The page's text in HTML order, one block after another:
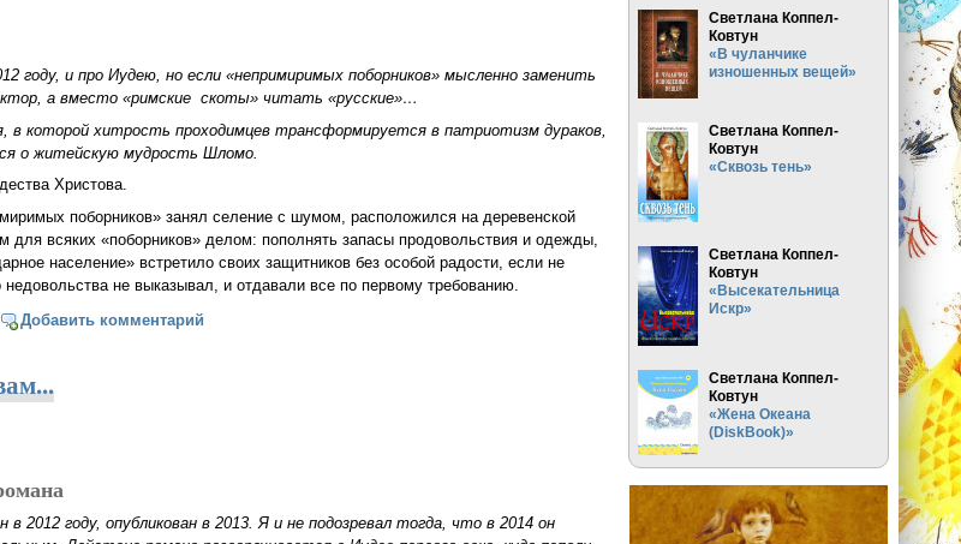
году, и про Иудею, но если «непримиримых поборников» мысленно заменить
а вместо «римские скоты» читать «русские»…
в которой хитрость проходимцев трансформируется в патриотизм дураков,
о житейскую мудрость Шломо.
Христова.
поборников» занял селение с шумом, расположился на деревенской
всяких «поборников» делом: пополнять запасы продовольствия и одежды,
население» встретило своих защитников без особой радости, если не
не выказывал, и отдавали все по первому требованию.
львам... Главы 6 и 7
Добавить комментарий
в 2012 году, опубликован в 2013. Я и не подозревал тогда, что в 2014 он
Светлана Коппел-
Ковтун
«В чуланчике
изношенных вещей»
Светлана Коппел-
Ковтун
«Сквозь тень»
Светлана Коппел-
Ковтун
«Высекательница
Искр»
Светлана Коппел-
Ковтун
«Жена Океана
(DiskBook)»